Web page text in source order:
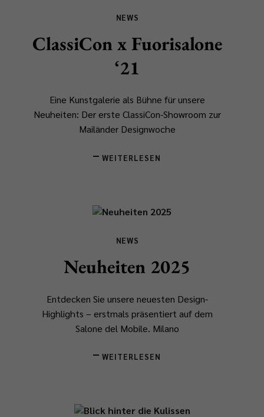
NEWS
ClassiCon x Fuorisalone
‘21
Eine Kunstgalerie als Bühne für unsere
Neuheiten: Der erste ClassiCon-Showroom zur
Mailänder Designwoche
WEITERLESEN
NEWS
Neuheiten 2025
Entdecken Sie unsere neuesten Design-
Highlights – erstmals präsentiert auf dem
Salone del Mobile. ​Milano
WEITERLESEN